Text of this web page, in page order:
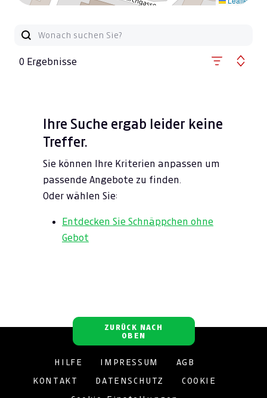
0 Ergebnisse
Ihre Suche ergab leider keine
Treffer.
Sie können Ihre Kriterien anpassen um
passende Angebote zu finden.
Oder wählen Sie:
Entdecken Sie Schnäppchen ohne
Gebot
ZURÜCK NACH
OBEN
HILFE IMPRESSUM AGB
KONTAKT DATENSCHUTZ COOKIE